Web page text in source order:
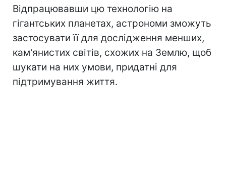
Відпрацювавши цю технологію на
гігантських планетах, астрономи зможуть
застосувати її для дослідження менших,
кам'янистих світів, схожих на Землю, щоб
шукати на них умови, придатні для
підтримування життя.